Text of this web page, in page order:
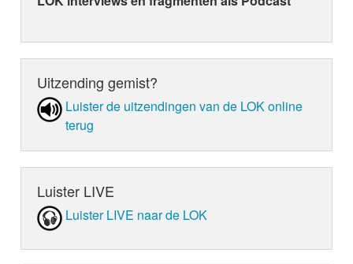
Uitzending gemist?
Luister de uit­zen­din­gen van de LOK online
terug
Luister LIVE
Luister LIVE naar de LOK